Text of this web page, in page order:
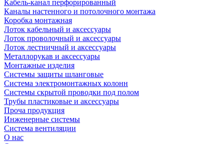
Кабель-канал перфорированный
Каналы настенного и потолочного монтажа
Коробка монтажная
Лоток кабельный и аксессуары
Лоток проволочный и аксессуары
Лоток лестничный и аксессуары
Металлорукав и аксессуары
Монтажные изделия
Системы защиты шланговые
Система электромонтажных колонн
Системы скрытой проводки под полом
Трубы пластиковые и аксессуары
Проча продукция
Инженерные системы
Система вентиляции
О нас